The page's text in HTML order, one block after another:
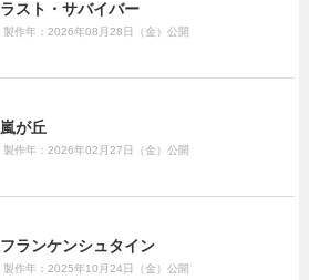
ラスト・サバイバー
製作年：2026年08月28日（金）公開
嵐が丘
製作年：2026年02月27日（金）公開
フランケンシュタイン
製作年：2025年10月24日（金）公開